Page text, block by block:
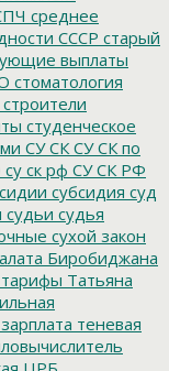
среднее
СССР старый
выплаты
стоматология
строители
студенческое
СУ СК СУ СК по
су ск рф СУ СК РФ
субсидия суд
судьи судья
сухой закон
Биробиджана
тарифы Татьяна
теневая